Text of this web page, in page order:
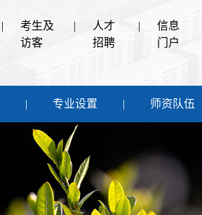
|
考生及
访客
|
人才
招聘
|
信息
门户
专业设置 师资队伍